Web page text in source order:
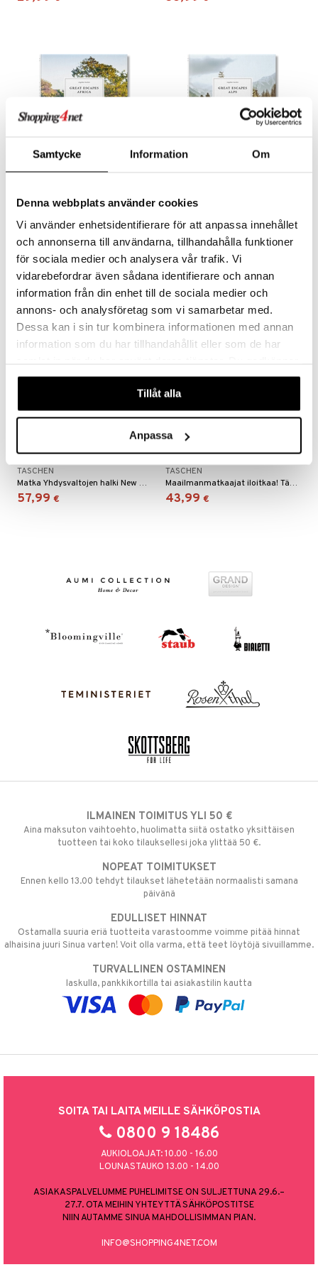
Samtycke Information Om
Denna webbplats använder cookies
Vi använder enhetsidentifierare för att anpassa innehållet
och annonserna till användarna, tillhandahålla funktioner
för sociala medier och analysera vår trafik. Vi
vidarebefordrar även sådana identifierare och annan
information från din enhet till de sociala medier och
annons- och analysföretag som vi samarbetar med.
Dessa kan i sin tur kombinera informationen med annan
information som du har tillhandahållit eller som de har
våra cookies vid fortsatt användande av vår webbplats.
Tillåt alla
Anpassa
Hotel Book
TASCHEN
59 €
Hotel Book
TASCHEN
57,99 €
Hotel Book
TASCHEN
Matka Yhdysvaltojen halki New Mexicon aavikkovuorilta Mainen rannikolle vie sinut legendaarisiin maisemiin, joissa on paljon upeita hotelleja.
57,99 €
Hours World
TASCHEN
Maailmanmatkaajat iloitkaa! Tämä päivitetty painos kokoaa yhteen The New York Timesin matkasarjojen parhaimmiston.
43,99 €
ILMAINEN TOIMITUS YLI 50 €
Aina maksuton vaihtoehto, huolimatta siitä ostatko yksittäisen
tuotteen tai koko tilauksellesi joka ylittää 50 €.
NOPEAT TOIMITUKSET
Ennen kello 13.00 tehdyt tilaukset lähetetään normaalisti samana
päivänä
EDULLISET HINNAT
Ostamalla suuria eriä tuotteita varastoomme voimme pitää hinnat
alhaisina juuri Sinua varten! Voit olla varma, että teet löytöjä sivuillamme.
TURVALLINEN OSTAMINEN
laskulla, pankkikortilla tai asiakastilin kautta
SOITA TAI LAITA MEILLE SÄHKÖPOSTIA
0800 9 18486
AUKIOLOAJAT: 10.00 - 16.00
LOUNASTAUKO 13.00 - 14.00
ASIAKASPALVELUMME PUHELIMITSE ON SULJETTUNA 29.6.–
27.7. OTA MEIHIN YHTEYTTÄ SÄHKÖPOSTITSE
NIIN AUTAMME SINUA MAHDOLLISIMMAN PIAN.
INFO@SHOPPING4NET.COM